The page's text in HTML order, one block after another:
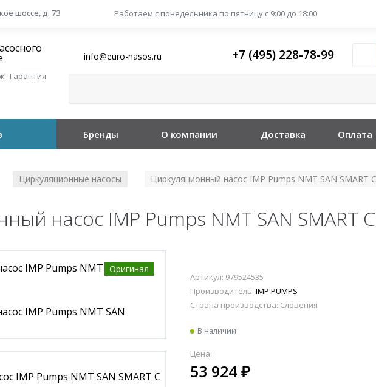
шоссе, д. 73 Работаем с понедельника по пятницу с 9:00 до 18:00
Гарантия
info@euro-nasos.ru +7 (495) 228-78-99
Бренды О компании Доставка Оплата
Циркуляционные насосы Циркуляционный насос IMP Pumps NMT SAN SMART
насос IMP Pumps NMT SAN SMART
Оригинал
Артикул: 979524535
Производитель: IMP PUMPS
Страна производства: Словения
В наличии
Цена:
53 924 ₽